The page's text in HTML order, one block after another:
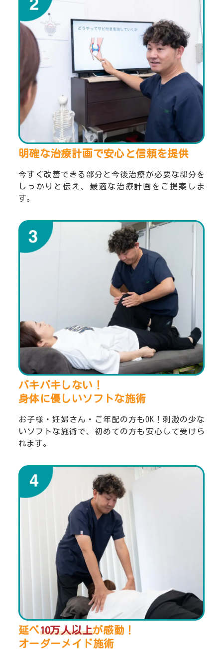
明確な治療計画で安心と信頼を提供
今すぐ改善できる部分と今後治療が必要な部分を
しっかりと伝え、最適な治療計画をご提案しま
す。
バキバキしない！
身体に優しいソフトな施術
お子様・妊婦さん・ご年配の方もOK！刺激の少な
いソフトな施術で、初めての方も安心して受けら
れます。
延べ10万人以上が感動！
オーダーメイド施術